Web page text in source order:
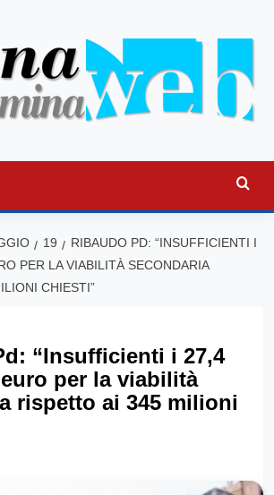
19
RIBAUDO PD: “INSUFFICIENTI I
PER LA VIABILITÀ SECONDARIA
CHIESTI”
“Insufficienti i 27,4
per la viabilità
rispetto ai 345 milioni